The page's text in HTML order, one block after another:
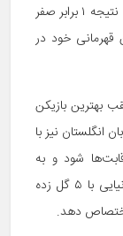
این دیدار ۱۳ دقیقه وقت اضافه داشت اما با همان نتیجه ۱ برابر صفر
قهرمانی خود در
به عنوان/لقب بهترین بازیکن
انگلستان نیز با
شود و به
دست‌کش طلا برسد‌. هم‌چنان، آیتیانا بنماتی اسپانیایی با ۵ گل زده
دهد.